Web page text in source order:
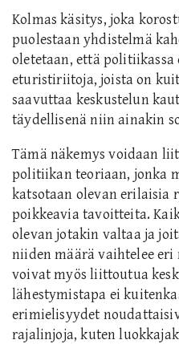
Kolmas käsitys, joka
puolestaan yhdistelmä
oletetaan, että
eturistiriitoja, joista on
saavuttaa keskustelun
täydellisenä niin ainakin
Tämä näkemys voidaan
politiikan teoriaan, jonka
katsotaan olevan erilaisia
poikkeavia tavoitteita.
olevan jotakin valtaa ja
niiden määrä vaihtelee
voivat myös liittoutua
lähestymistapa ei
erimielisyydet
rajalinjoja, kuten